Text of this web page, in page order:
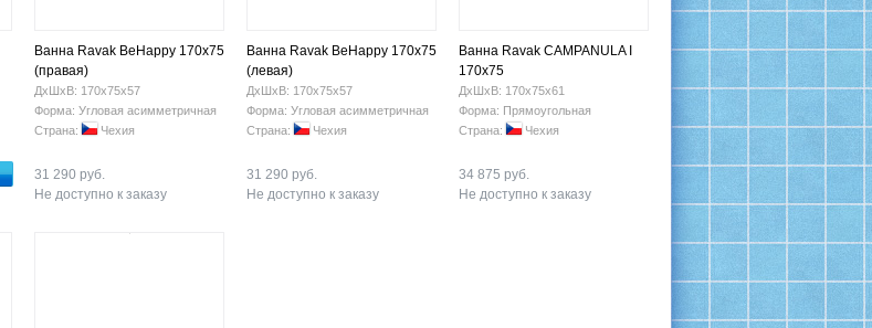
Ванна Ravak BeHappy 170х75
(правая)
ДхШхВ: 170х75х57
Форма: Угловая асимметричная
Страна:
Чехия
31 290 руб.
Не доступно к заказу
Ванна Ravak BeHappy 170х75
(левая)
ДхШхВ: 170х75х57
Форма: Угловая асимметричная
Страна:
Чехия
31 290 руб.
Не доступно к заказу
Ванна Ravak CAMPANULA I
170х75
ДхШхВ: 170х75х61
Форма: Прямоугольная
Страна:
Чехия
34 875 руб.
Не доступно к заказу